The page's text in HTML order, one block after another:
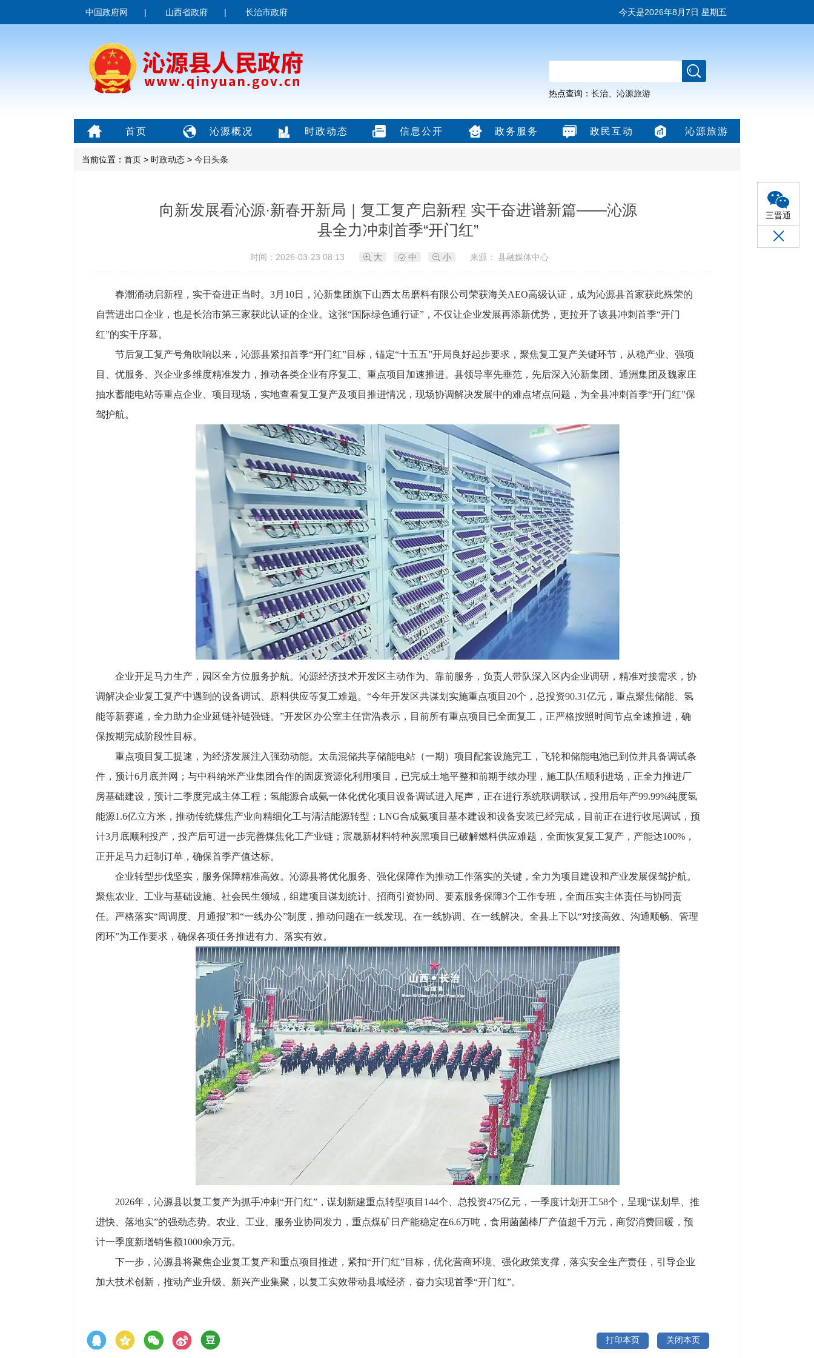
三晋通
中国政府网 | 山西省政府 | 长治市政府 今天是2026年8月7日 星期五
热点查询： 长治 沁源旅游
首页 沁源概况 时政动态 信息公开 政务服务 政民互动 沁源旅游
当前位置： 首页 > 时政动态 > 今日头条
向新发展看沁源·新春开新局｜复工复产启新程 实干奋进谱新篇——沁源
县全力冲刺首季“开门红”
时间：2026-03-23 08:13 大 中 小 来源： 县融媒体中心
春潮涌动启新程，实干奋进正当时。3月10日，沁新集团旗下山西太岳磨料有限公司荣获海关AEO高级认证，成为沁源县首家获此殊荣的
自营进出口企业，也是长治市第三家获此认证的企业。这张“国际绿色通行证”，不仅让企业发展再添新优势，更拉开了该县冲刺首季“开门
红”的实干序幕。
节后复工复产号角吹响以来，沁源县紧扣首季“开门红”目标，锚定“十五五”开局良好起步要求，聚焦复工复产关键环节，从稳产业、强项
目、优服务、兴企业多维度精准发力，推动各类企业有序复工、重点项目加速推进。县领导率先垂范，先后深入沁新集团、通洲集团及魏家庄
抽水蓄能电站等重点企业、项目现场，实地查看复工复产及项目推进情况，现场协调解决发展中的难点堵点问题，为全县冲刺首季“开门红”保
驾护航。
企业开足马力生产，园区全方位服务护航。沁源经济技术开发区主动作为、靠前服务，负责人带队深入区内企业调研，精准对接需求，协
调解决企业复工复产中遇到的设备调试、原料供应等复工难题。“今年开发区共谋划实施重点项目20个，总投资90.31亿元，重点聚焦储能、氢
能等新赛道，全力助力企业延链补链强链。”开发区办公室主任雷浩表示，目前所有重点项目已全面复工，正严格按照时间节点全速推进，确
保按期完成阶段性目标。
重点项目复工提速，为经济发展注入强劲动能。太岳混储共享储能电站（一期）项目配套设施完工，飞轮和储能电池已到位并具备调试条
件，预计6月底并网；与中科纳米产业集团合作的固废资源化利用项目，已完成土地平整和前期手续办理，施工队伍顺利进场，正全力推进厂
房基础建设，预计二季度完成主体工程；氢能源合成氨一体化优化项目设备调试进入尾声，正在进行系统联调联试，投用后年产99.99%纯度氢
能源1.6亿立方米，推动传统煤焦产业向精细化工与清洁能源转型；LNG合成氨项目基本建设和设备安装已经完成，目前正在进行收尾调试，预
计3月底顺利投产，投产后可进一步完善煤焦化工产业链；宸晟新材料特种炭黑项目已破解燃料供应难题，全面恢复复工复产，产能达100%，
正开足马力赶制订单，确保首季产值达标。
企业转型步伐坚实，服务保障精准高效。沁源县将优化服务、强化保障作为推动工作落实的关键，全力为项目建设和产业发展保驾护航。
聚焦农业、工业与基础设施、社会民生领域，组建项目谋划统计、招商引资协同、要素服务保障3个工作专班，全面压实主体责任与协同责
任。严格落实“周调度、月通报”和“一线办公”制度，推动问题在一线发现、在一线协调、在一线解决。全县上下以“对接高效、沟通顺畅、管理
闭环”为工作要求，确保各项任务推进有力、落实有效。
2026年，沁源县以复工复产为抓手冲刺“开门红”，谋划新建重点转型项目144个、总投资475亿元，一季度计划开工58个，呈现“谋划早、推
进快、落地实”的强劲态势。农业、工业、服务业协同发力，重点煤矿日产能稳定在6.6万吨，食用菌菌棒厂产值超千万元，商贸消费回暖，预
计一季度新增销售额1000余万元。
下一步，沁源县将聚焦企业复工复产和重点项目推进，紧扣“开门红”目标，优化营商环境、强化政策支撑，落实安全生产责任，引导企业
加大技术创新，推动产业升级、新兴产业集聚，以复工实效带动县域经济，奋力实现首季“开门红”。
打印本页 关闭本页